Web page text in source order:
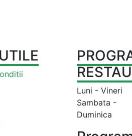
Luni - Vineri
Sambata -
Duminica